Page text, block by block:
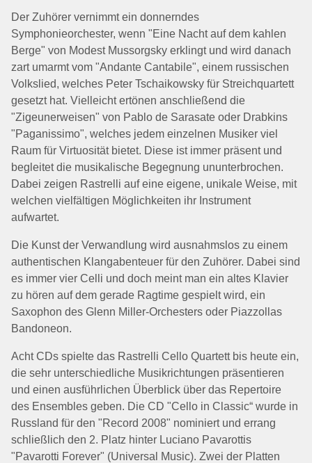
Der Zuhörer vernimmt ein donnerndes
Symphonieorchester, wenn "Eine Nacht auf dem kahlen
Berge" von Modest Mussorgsky erklingt und wird danach
zart umarmt vom "Andante Cantabile", einem russischen
Volkslied, welches Peter Tschaikowsky für Streichquartett
gesetzt hat. Vielleicht ertönen anschließend die
"Zigeunerweisen" von Pablo de Sarasate oder Drabkins
"Paganissimo", welches jedem einzelnen Musiker viel
Raum für Virtuosität bietet. Diese ist immer präsent und
begleitet die musikalische Begegnung ununterbrochen.
Dabei zeigen Rastrelli auf eine eigene, unikale Weise, mit
welchen vielfältigen Möglichkeiten ihr Instrument
aufwartet.
Die Kunst der Verwandlung wird ausnahmslos zu einem
authentischen Klangabenteuer für den Zuhörer. Dabei sind
es immer vier Celli und doch meint man ein altes Klavier
zu hören auf dem gerade Ragtime gespielt wird, ein
Saxophon des Glenn Miller-Orchesters oder Piazzollas
Bandoneon.
Acht CDs spielte das Rastrelli Cello Quartett bis heute ein,
die sehr unterschiedliche Musikrichtungen präsentieren
und einen ausführlichen Überblick über das Repertoire
des Ensembles geben. Die CD "Cello in Classic“ wurde in
Russland für den "Record 2008" nominiert und errang
schließlich den 2. Platz hinter Luciano Pavarottis
"Pavarotti Forever" (Universal Music). Zwei der Platten